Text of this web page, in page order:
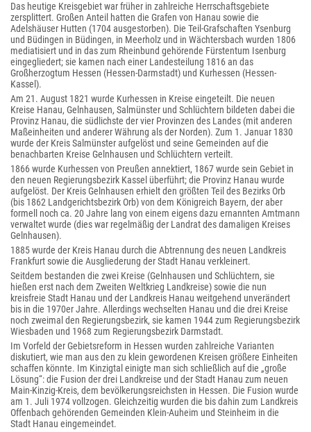
Das heutige Kreisgebiet war früher in zahlreiche Herrschaftsgebiete
zersplittert. Großen Anteil hatten die Grafen von Hanau sowie die
Adelshäuser Hutten (1704 ausgestorben). Die Teil-Grafschaften Ysenburg
und Büdingen in Büdingen, in Meerholz und in Wächtersbach wurden 1806
mediatisiert und in das zum Rheinbund gehörende Fürstentum Isenburg
eingegliedert; sie kamen nach einer Landesteilung 1816 an das
Großherzogtum Hessen (Hessen-Darmstadt) und Kurhessen (Hessen-
Kassel).
Am 21. August 1821 wurde Kurhessen in Kreise eingeteilt. Die neuen
Kreise Hanau, Gelnhausen, Salmünster und Schlüchtern bildeten dabei die
Provinz Hanau, die südlichste der vier Provinzen des Landes (mit anderen
Maßeinheiten und anderer Währung als der Norden). Zum 1. Januar 1830
wurde der Kreis Salmünster aufgelöst und seine Gemeinden auf die
benachbarten Kreise Gelnhausen und Schlüchtern verteilt.
1866 wurde Kurhessen von Preußen annektiert, 1867 wurde sein Gebiet in
den neuen Regierungsbezirk Kassel überführt; die Provinz Hanau wurde
aufgelöst. Der Kreis Gelnhausen erhielt den größten Teil des Bezirks Orb
(bis 1862 Landgerichtsbezirk Orb) von dem Königreich Bayern, der aber
formell noch ca. 20 Jahre lang von einem eigens dazu ernannten Amtmann
verwaltet wurde (dies war regelmäßig der Landrat des damaligen Kreises
Gelnhausen).
1885 wurde der Kreis Hanau durch die Abtrennung des neuen Landkreis
Frankfurt sowie die Ausgliederung der Stadt Hanau verkleinert.
Seitdem bestanden die zwei Kreise (Gelnhausen und Schlüchtern, sie
hießen erst nach dem Zweiten Weltkrieg Landkreise) sowie die nun
kreisfreie Stadt Hanau und der Landkreis Hanau weitgehend unverändert
bis in die 1970er Jahre. Allerdings wechselten Hanau und die drei Kreise
noch zweimal den Regierungsbezirk, sie kamen 1944 zum Regierungsbezirk
Wiesbaden und 1968 zum Regierungsbezirk Darmstadt.
Im Vorfeld der Gebietsreform in Hessen wurden zahlreiche Varianten
diskutiert, wie man aus den zu klein gewordenen Kreisen größere Einheiten
schaffen könnte. Im Kinzigtal einigte man sich schließlich auf die „große
Lösung“: die Fusion der drei Landkreise und der Stadt Hanau zum neuen
Main-Kinzig-Kreis, dem bevölkerungsreichsten in Hessen. Die Fusion wurde
am 1. Juli 1974 vollzogen. Gleichzeitig wurden die bis dahin zum Landkreis
Offenbach gehörenden Gemeinden Klein-Auheim und Steinheim in die
Stadt Hanau eingemeindet.